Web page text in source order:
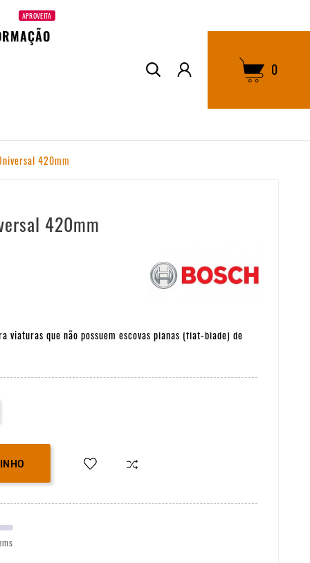
APROVEITA
0
420mm
420mm
viaturas que não possuem escovas planas (flat-blade) de